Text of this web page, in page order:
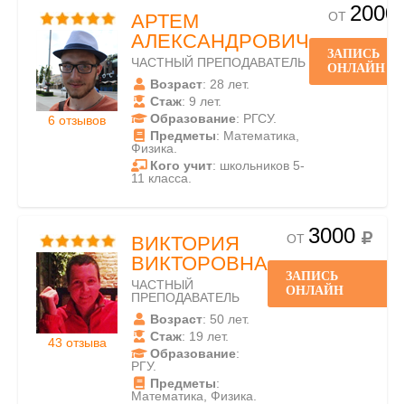
6 отзывов
АРТЕМ
АЛЕКСАНДРОВИЧ
ЧАСТНЫЙ ПРЕПОДАВАТЕЛЬ
Возраст: 28 лет.
Стаж: 9 лет.
Образование: РГСУ.
Предметы: Математика,
Физика.
Кого учит: школьников 5-
11 класса.
ОТ 2000
ЗАПИСЬ
ОНЛАЙН
43 отзыва
ВИКТОРИЯ
ВИКТОРОВНА
ЧАСТНЫЙ
ПРЕПОДАВАТЕЛЬ
Возраст: 50 лет.
Стаж: 19 лет.
Образование:
РГУ.
Предметы:
Математика, Физика.
ОТ 3000
ЗАПИСЬ
ОНЛАЙН